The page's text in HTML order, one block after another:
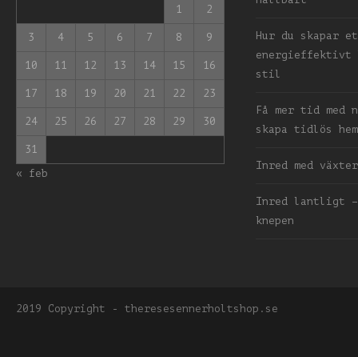
1 2
3 4 5 6 7 8 9
10 11 12 13 14 15 16
17 18 19 20 21 22 23
24 25 26 27 28 29 30
31
« feb
Hur du skapar
energieffektivt
stil
Få mer tid med
skapa tidlös
Inred med växter
Inred lantligt
knepen
2019 Copyright - theresesennerholtshop.se